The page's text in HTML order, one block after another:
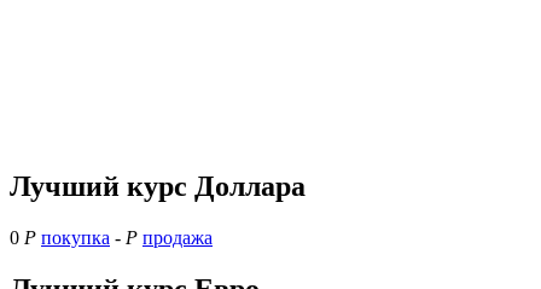
Лучший курс Доллара
0 Р покупка - Р продажа